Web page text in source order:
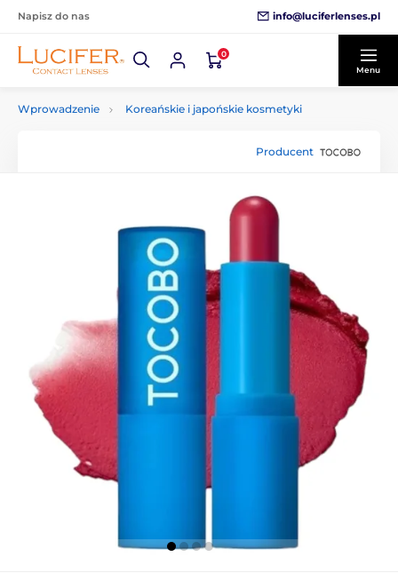
Napisz do nas info@luciferlenses.pl
0
Menu
Wprowadzenie Koreańskie i japońskie kosmetyki
Producent